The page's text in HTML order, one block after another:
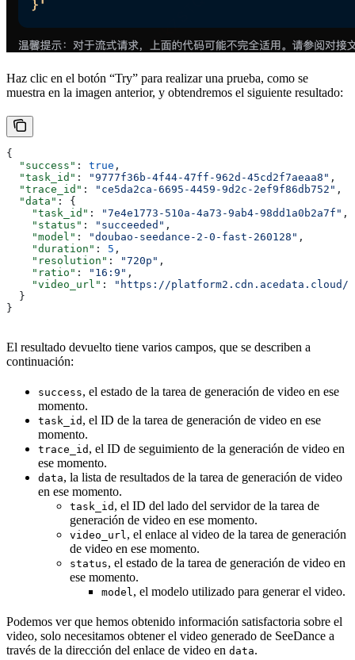
Haz clic en el botón “Try” para realizar una prueba, como se
muestra en la imagen anterior, y obtendremos el siguiente resultado:
{
  "success"
: true ,
  "task_id"
: "9777f36b-4f44-47ff-962d-45cd2f7aeaa8" ,
  "trace_id"
: "ce5da2ca-6695-4459-9d2c-2ef9f86db752" ,
  "data"
: {
    "task_id"
: "7e4e1773-510a-4a73-9ab4-98dd1a0b2a7f" ,
    "status"
: "succeeded" ,
    "model"
: "doubao-seedance-2-0-fast-260128" ,
    "duration"
: 5 ,
    "resolution"
: "720p" ,
    "ratio"
: "16:9" ,
    "video_url"
:
"https://platform2.cdn.acedata.cloud/
  }
}
El resultado devuelto tiene varios campos, que se describen a
continuación:
success, el estado de la tarea de generación de video en ese
momento.
task_id , el ID de la tarea de generación de video en ese
momento.
trace_id , el ID de seguimiento de la generación de video en
ese momento.
data, la lista de resultados de la tarea de generación de video
en ese momento.
task_id , el ID del lado del servidor de la tarea de
generación de video en ese momento.
video_url, el enlace al video de la tarea de generación
de video en ese momento.
status, el estado de la tarea de generación de video en
ese momento.
model, el modelo utilizado para generar el video.
Podemos ver que hemos obtenido información satisfactoria sobre el
video, solo necesitamos obtener el video generado de SeeDance a
través de la dirección del enlace de video en data.